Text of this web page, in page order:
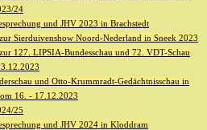
24
und JHV 2023 in Brachstedt
Sierduivenshow Noord-Nederland in Sneek 2023
127. LIPSIA-Bundesschau und 72. VDT-Schau
und Otto-Krummradt-Gedächtnisschau in
16. - 17.12.2023
25
und JHV 2024 in Kloddram